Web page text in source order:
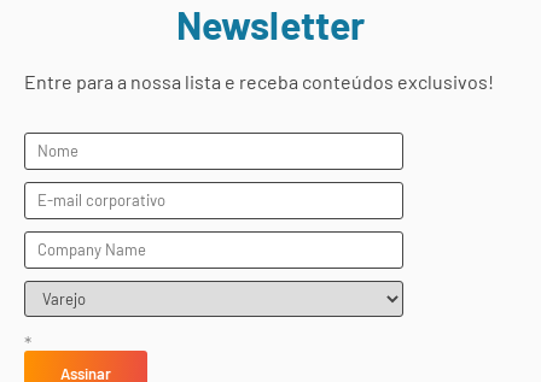
Newsletter
Entre para a nossa lista e receba conteúdos exclusivos!
*